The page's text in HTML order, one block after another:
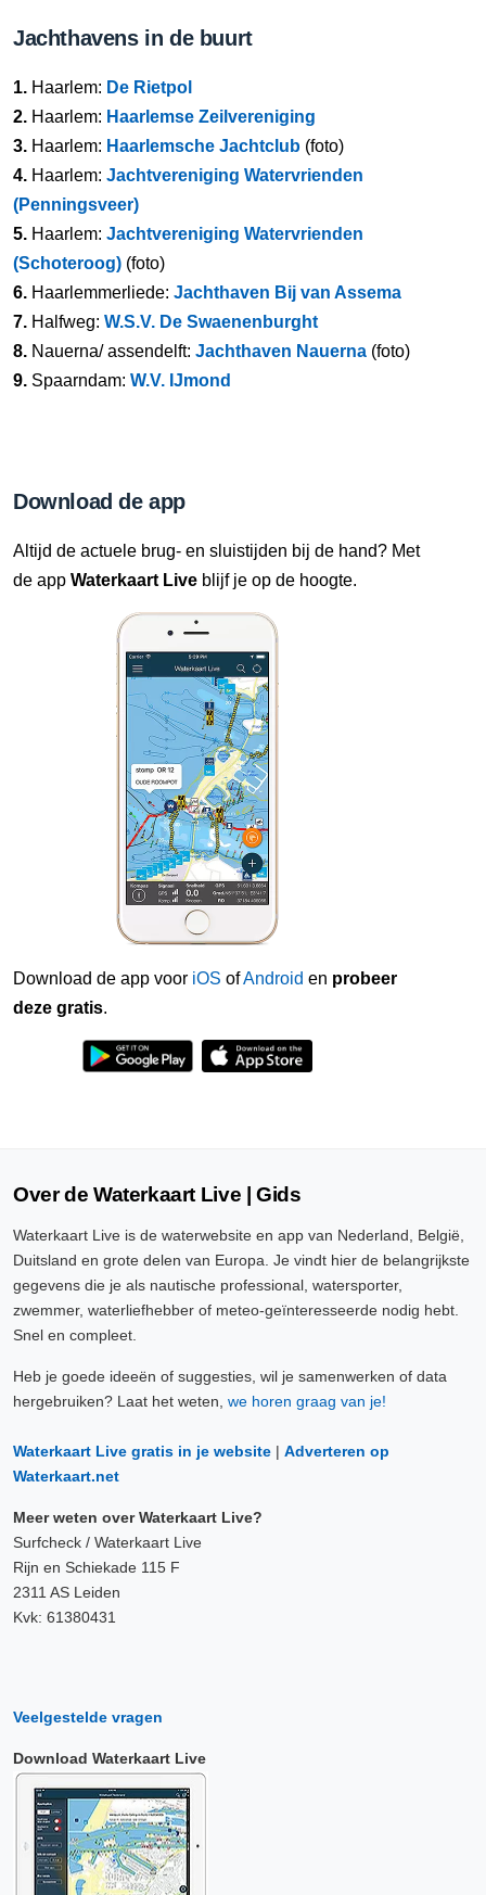
Jachthavens in de buurt
1. Haarlem: De Rietpol
2. Haarlem: Haarlemse Zeilvereniging
3. Haarlem: Haarlemsche Jachtclub (foto)
4. Haarlem: Jachtvereniging Watervrienden
(Penningsveer)
5. Haarlem: Jachtvereniging Watervrienden
(Schoteroog) (foto)
6. Haarlemmerliede: Jachthaven Bij van Assema
7. Halfweg: W.S.V. De Swaenenburght
8. Nauerna/ assendelft: Jachthaven Nauerna (foto)
9. Spaarndam: W.V. IJmond
Download de app
Altijd de actuele brug- en sluistijden bij de hand? Met
de app Waterkaart Live blijf je op de hoogte.
Download de app voor iOS ofAndroid en probeer
deze gratis.
Over de Waterkaart Live | Gids
Waterkaart Live is de waterwebsite en app van Nederland, België,
Duitsland en grote delen van Europa. Je vindt hier de belangrijkste
gegevens die je als nautische professional, watersporter,
zwemmer, waterliefhebber of meteo-geïnteresseerde nodig hebt.
Snel en compleet.
Heb je goede ideeën of suggesties, wil je samenwerken of data
hergebruiken? Laat het weten, we horen graag van je!
Waterkaart Live gratis in je website | Adverteren op
Waterkaart.net
Meer weten over Waterkaart Live?
Surfcheck / Waterkaart Live
Rijn en Schiekade 115 F
2311 AS Leiden
Kvk: 61380431
Veelgestelde vragen
Download Waterkaart Live